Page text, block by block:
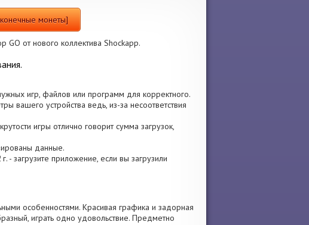
монеты]
GO от нового коллектива Shockapp.
игр, файлов или программ для корректного.
вашего устройства ведь, из-за несоответствия
игры отлично говорит сумма загрузок,
данные.
- загрузите приложение, если вы загрузили
особенностями. Красивая графика и задорная
играть одно удовольствие. Предметно